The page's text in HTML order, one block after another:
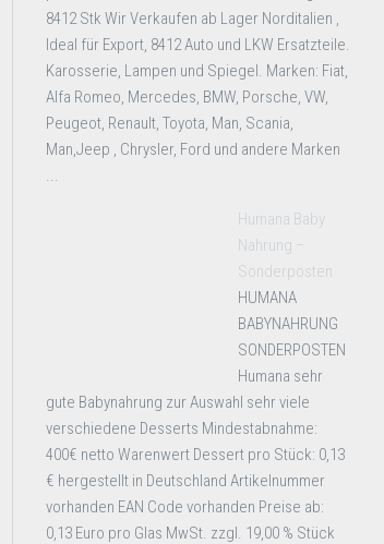
8412 Stk Wir Verkaufen ab Lager Norditalien ,
Ideal für Export, 8412 Auto und LKW Ersatzteile.
Karosserie, Lampen und Spiegel. Marken: Fiat,
Alfa Romeo, Mercedes, BMW, Porsche, VW,
Peugeot, Renault, Toyota, Man, Scania,
Man,Jeep , Chrysler, Ford und andere Marken
...
Humana Baby
Nahrung –
Sonderposten
HUMANA
BABYNAHRUNG
SONDERPOSTEN
Humana sehr
gute Babynahrung zur Auswahl sehr viele
verschiedene Desserts Mindestabnahme:
400€ netto Warenwert Dessert pro Stück: 0,13
€ hergestellt in Deutschland Artikelnummer
vorhanden EAN Code vorhanden Preise ab:
0,13 Euro pro Glas MwSt. zzgl. 19,00 % Stück